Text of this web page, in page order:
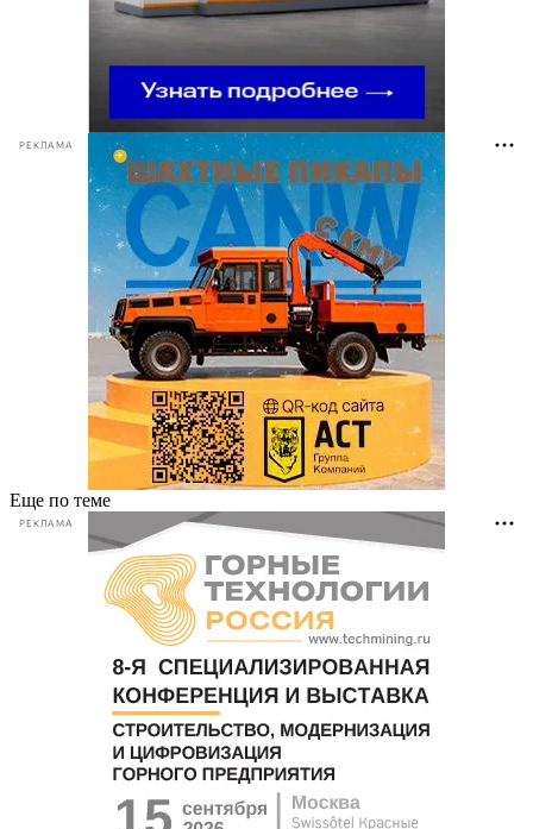
РЕКЛАМА
Еще по теме
РЕКЛАМА